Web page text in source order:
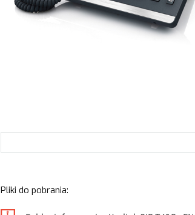
Pliki do pobrania: